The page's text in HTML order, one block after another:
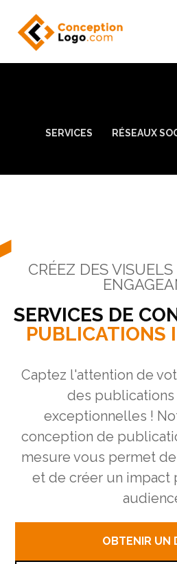
SERVICES RÉSEAUX
CRÉEZ DES
SERVICES DE
PUBLICATIONS
Captez l'attention de
des publications
exceptionnelles !
conception de
mesure vous permet
et de créer un impact
OBTENIR UN